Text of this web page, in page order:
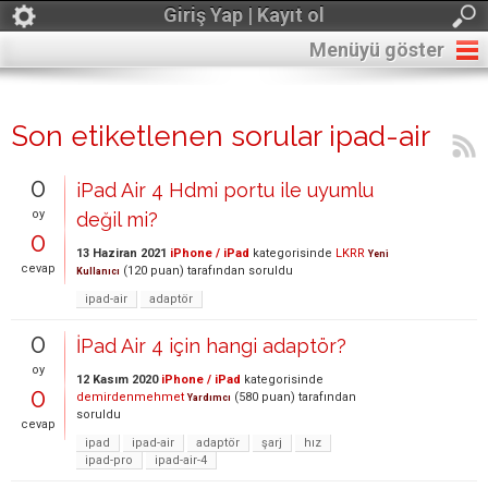
Giriş Yap | Kayıt ol
Menüyü göster
Son etiketlenen sorular ipad-air
0
oy
0
cevap
iPad Air 4 Hdmi portu ile uyumlu
değil mi?
13 Haziran 2021 iPhone / iPad kategorisinde LKRR Yeni
Kullanıcı (120 puan) tarafından soruldu
ipad-air
adaptör
0
oy
0
cevap
İPad Air 4 için hangi adaptör?
12 Kasım 2020 iPhone / iPad kategorisinde
demirdenmehmet Yardımcı (580 puan) tarafından
soruldu
ipad
ipad-air adaptör şarj
hız
ipad-pro
ipad-air-4